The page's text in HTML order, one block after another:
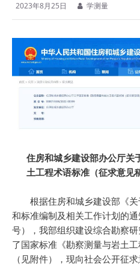
2023年8月25日 学测量
住房和城乡建设部办公厅关
土工程术语标准（征求意见
根据住房和城乡建设部《
和标准编制及相关工作计划的
号），我部组织建设综合勘察
了国家标准《勘察测量与岩土
（见附件），现向社会公开征